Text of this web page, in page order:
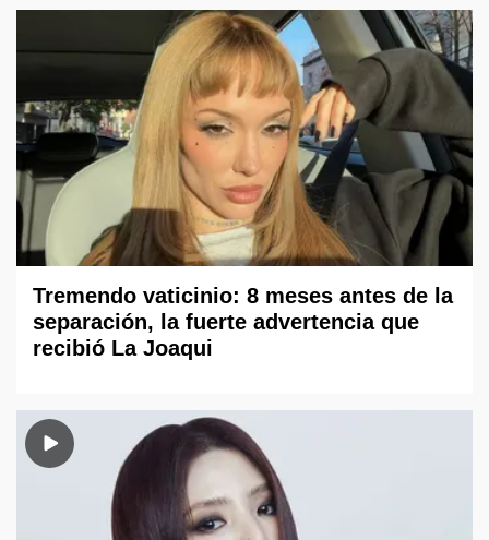
Tremendo vaticinio: 8 meses antes de la
separación, la fuerte advertencia que
recibió La Joaqui